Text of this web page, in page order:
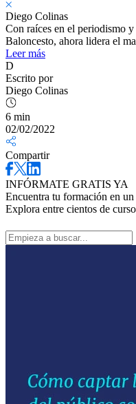
Diego Colinas
Con raíces en el periodismo
Baloncesto, ahora lidera el
Leer más
D
Escrito por
Diego Colinas
6 min
02/02/2022
Compartir
INFÓRMATE GRATIS YA
Encuentra tu formación en
Explora entre cientos de